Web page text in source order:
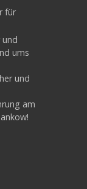
für
ums
und
am